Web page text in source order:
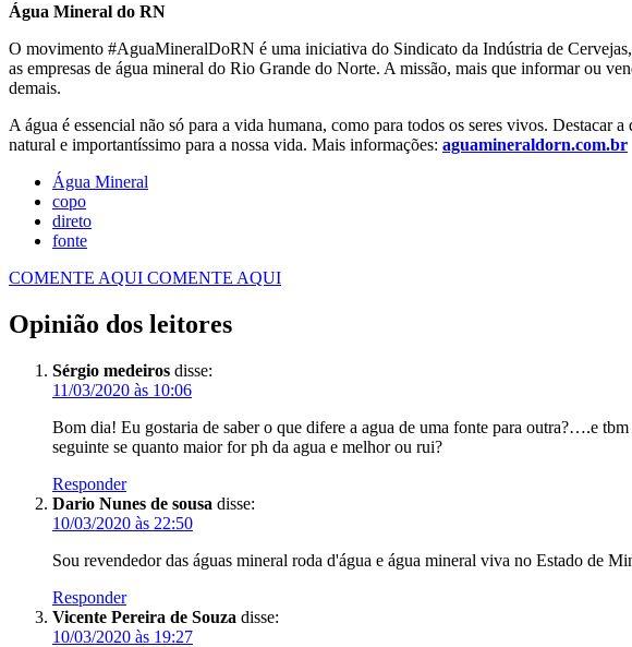
Água Mineral do RN
O movimento #AguaMineralDoRN é uma iniciativa do Sindicato da Indústria de
as empresas de água mineral do Rio Grande do Norte. A missão, mais que informar ou
demais.
A água é essencial não só para a vida humana, como para todos os seres vivos.
natural e importantíssimo para a nossa vida. Mais informações: aguamineraldorn.com.br
Água Mineral
copo
direto
fonte
COMENTE AQUI COMENTE AQUI
Opinião dos leitores
Sérgio medeiros disse:
11/03/2020 às 10:06
Bom dia! Eu gostaria de saber o que difere a agua de uma fonte para outra?….e
seguinte se quanto maior for ph da agua e melhor ou rui?
Responder
Dario Nunes de sousa disse:
10/03/2020 às 22:50
Sou revendedor das águas mineral roda d'água e água mineral viva no Estado de
Responder
Vicente Pereira de Souza disse:
10/03/2020 às 19:27